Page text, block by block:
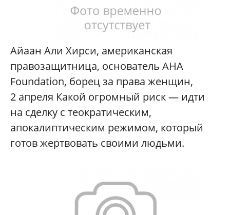
Айаан Али Хирси, американская
правозащитница, основатель AHA
Foundation, борец за права женщин,
2 апреля Какой огромный риск — идти
на сделку с теократическим,
апокалиптическим режимом, который
готов жертвовать своими людьми.